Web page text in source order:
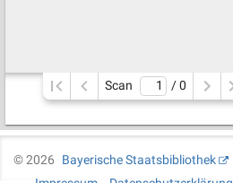
Scan / 0
©2026
Bayerische Staatsbibliothek